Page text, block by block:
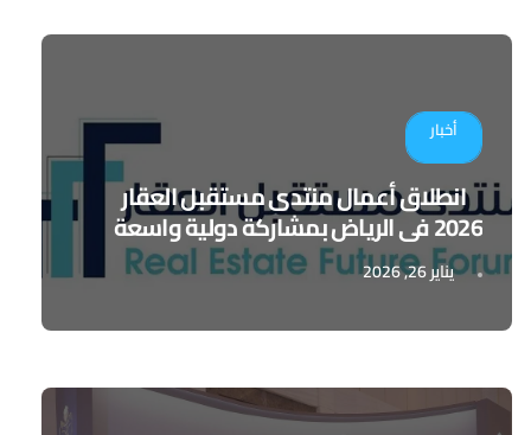
أخبار
انطلاق أعمال منتدى مستقبل العقار
2026 في الرياض بمشاركة دولية واسعة
يناير 26, 2026